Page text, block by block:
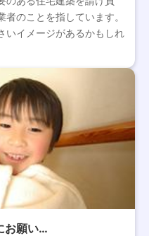
のことを指しています。
いイメージがあるかもしれ
お願い…